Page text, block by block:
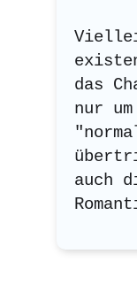
das
nur
auch